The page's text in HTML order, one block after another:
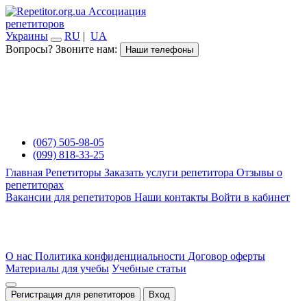
Ассоциация
репетиторов
Украины
RU | UA
Вопросы? Звоните нам:
Наши телефоны
(067) 505-98-05
(099) 818-33-25
Главная Репетиторы Заказать услуги репетитора Отзывы о
репетиторах
Вакансии для репетиторов Наши контакты Войти в кабинет
О нас Политика конфиденциальности Договор оферты
Материалы для учебы Учебные статьи
Регистрация для репетиторов Вход